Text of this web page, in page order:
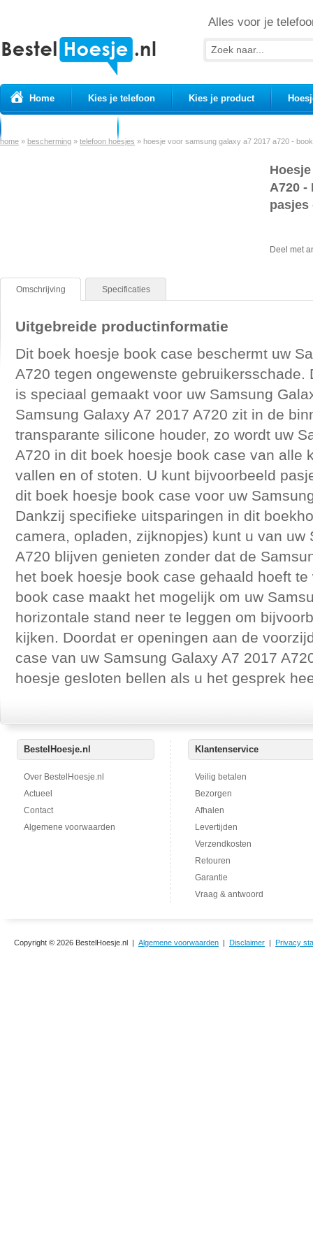
Alles voor je
Home Kies je telefoon Kies je product
home » bescherming » telefoon hoesjes » hoesje voor samsung galaxy a7 2017 a720 -
A720 -
pasjes
Deel met
Omschrijving Specificaties
Uitgebreide productinformatie
Dit boek hoesje book case beschermt uw
A720 tegen ongewenste gebruikersschade.
is speciaal gemaakt voor uw Samsung
Samsung Galaxy A7 2017 A720 zit in de
transparante silicone houder, zo wordt uw
A720 in dit boek hoesje book case van alle
vallen en of stoten. U kunt bijvoorbeeld
dit boek hoesje book case voor uw
Dankzij specifieke uitsparingen in dit
camera, opladen, zijknopjes) kunt u van uw
A720 blijven genieten zonder dat de
het boek hoesje book case gehaald hoeft
book case maakt het mogelijk om uw
horizontale stand neer te leggen om
kijken. Doordat er openingen aan de
case van uw Samsung Galaxy A7 2017
hoesje gesloten bellen als u het gesprek
BestelHoesje.nl
Over BestelHoesje.nl
Actueel
Contact
Algemene voorwaarden
Klantenservice
Veilig betalen
Bezorgen
Afhalen
Levertijden
Verzendkosten
Retouren
Garantie
Vraag & antwoord
Copyright © 2026 BestelHoesje.nl | Algemene voorwaarden | Disclaimer | Privacy